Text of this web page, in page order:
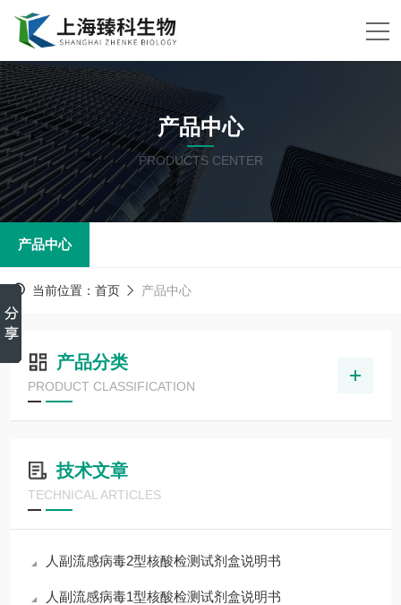
产品中心
PRODUCTS CENTER
产品中心
当前位置： 首页 产品中心
产品分类
PRODUCT CLASSIFICATION
技术文章
TECHNICAL ARTICLES
人副流感病毒2型核酸检测试剂盒说明书
人副流感病毒1型核酸检测试剂盒说明书